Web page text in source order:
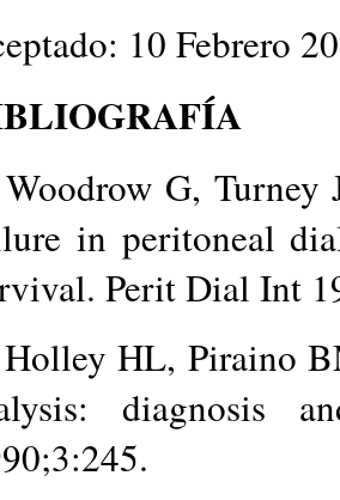
10 Febrero
G,
in peritoneal
Perit Dial Int
HL, Piraino
diagnosis